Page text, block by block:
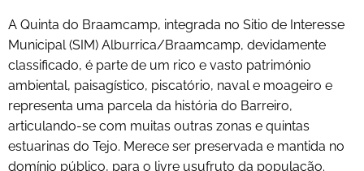
A Quinta do Braamcamp, integrada no Sitio de Interesse
Municipal (SIM) Alburrica/Braamcamp, devidamente
classificado, é parte de um rico e vasto património
ambiental, paisagístico, piscatório, naval e moageiro e
representa uma parcela da história do Barreiro,
articulando-se com muitas outras zonas e quintas
estuarinas do Tejo. Merece ser preservada e mantida no
domínio público, para o livre usufruto da população.